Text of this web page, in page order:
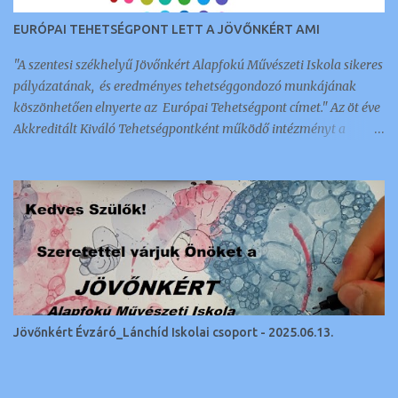
EURÓPAI TEHETSÉGPONT LETT A JÖVŐNKÉRT AMI
"A szentesi székhelyű Jövőnkért Alapfokú Művészeti Iskola sikeres
pályázatának, és eredményes tehetséggondozó munkájának
köszönhetően elnyerte az Európai Tehetségpont címet." Az öt éve
Akkreditált Kiváló Tehetségpontként működő intézményt a
rendelkezik a kontinensen. Az a tehetséggondozó szervezet lehet
Európai Tehetségpont: aki rendelkezik a tehetségek fejlesztésével
kapcsolatos stratégiával, és legalább egyéves gyakorlattal a terv
megvalósítása terén; kész megosztani az információkat a
tehetséggondozási gyakorlatairól és egyéb tehetséggel
kapcsolatos ügyekről más Európai Tehetségpontokkal és Európai
Tehetségközpontokkal; kész együttműködni más Európai
Tehetségpontokkal, ideértve a közös programokban való
Jövőnkért Évzáró_Lánchíd Iskolai csoport - 2025.06.13.